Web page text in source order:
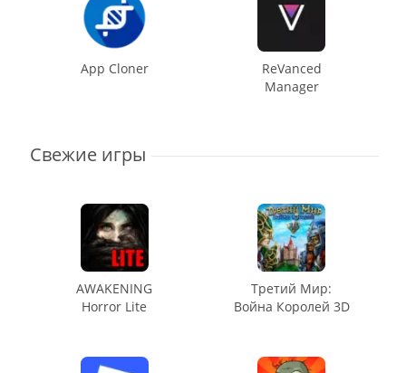
App Cloner
ReVanced
Manager
Свежие игры
AWAKENING
Horror Lite
Третий Мир:
Война Королей 3D